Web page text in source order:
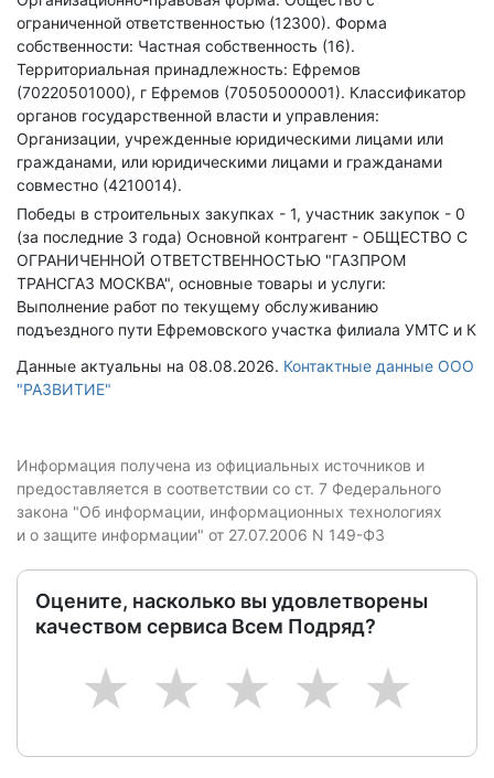
ограниченной ответственностью (12300). Форма
собственности: Частная собственность (16).
Территориальная принадлежность: Ефремов
(70220501000), г Ефремов (70505000001). Классификатор
органов государственной власти и управления:
Организации, учрежденные юридическими лицами или
гражданами, или юридическими лицами и гражданами
совместно (4210014).
Победы в строительных закупках - 1, участник закупок - 0
(за последние 3 года) Основной контрагент - ОБЩЕСТВО С
ОГРАНИЧЕННОЙ ОТВЕТСТВЕННОСТЬЮ "ГАЗПРОМ
ТРАНСГАЗ МОСКВА", основные товары и услуги:
Выполнение работ по текущему обслуживанию
подъездного пути Ефремовского участка филиала УМТС и К
Данные актуальны на 08.08.2026. Контактные данные ООО
"РАЗВИТИЕ"
Информация получена из официальных источников и
предоставляется в соответствии со ст. 7 Федерального
закона "Об информации, информационных технологиях
и о защите информации" от 27.07.2006 N 149-ФЗ
Оцените, насколько вы удовлетворены
качеством сервиса Всем Подряд?
5
4
3
2
1